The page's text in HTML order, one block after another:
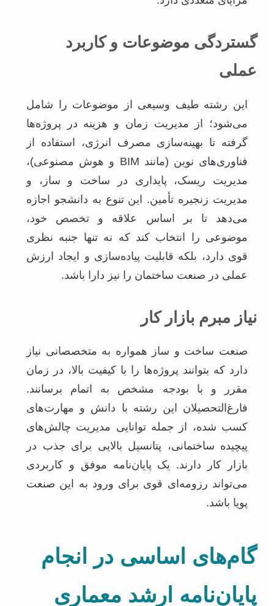
گستردگی موضوعات و کاربرد
عملی
این رشته طیف وسیعی از موضوعات را شامل
می‌شود؛ از مدیریت زمان و هزینه در پروژه‌ها
گرفته تا بهینه‌سازی مصرف انرژی، استفاده از
فناوری‌های نوین (مانند BIM و هوش مصنوعی)،
مدیریت ریسک، پایداری در ساخت و ساز، و
مدیریت زنجیره تأمین. این تنوع به دانشجو اجازه
می‌دهد تا بر اساس علاقه و تخصص خود،
موضوعی را انتخاب کند که نه تنها جنبه نظری
قوی دارد، بلکه قابلیت پیاده‌سازی و ایجاد ارزش
عملی در صنعت ساختمان را نیز دارا باشد.
نیاز مبرم بازار کار
صنعت ساخت و ساز همواره به متخصصانی نیاز
دارد که بتوانند پروژه‌ها را با کیفیت بالا، در زمان
مقرر و با بودجه مشخص به اتمام برسانند.
فارغ‌التحصیلان این رشته با دانش و مهارت‌های
کسب شده، از جمله توانایی مدیریت چالش‌های
پیچیده ساختمانی، پتانسیل بالایی برای جذب در
بازار کار دارند. یک پایان‌نامه موفق و کاربردی
می‌تواند رزومه‌ای قوی برای ورود به این صنعت
پویا باشد.
گام‌های اساسی در انجام
پایان‌نامه ارشد معماری